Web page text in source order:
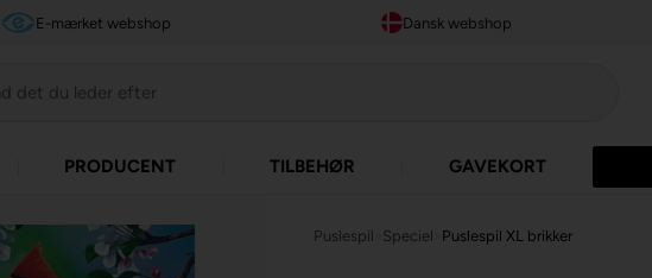
E-mærket webshop Dansk webshop
PRODUCENT TILBEHØR GAVEKORT
Puslespil Speciel Puslespil XL brikker